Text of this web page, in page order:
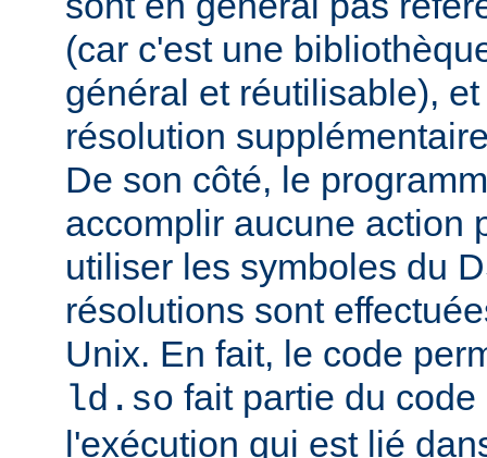
(car c'est une
général et réutilisable),
résolution
De son côté, le
accomplir aucune action
utiliser les symboles du
résolutions sont
Unix. En fait, le code
ld.so fait partie du
l'exécution qui est lié